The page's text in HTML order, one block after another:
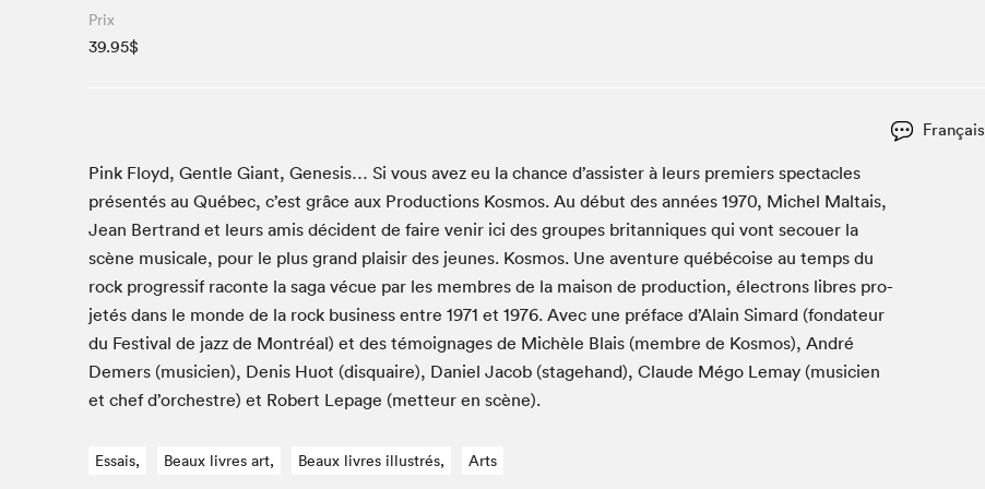
Café La Presse
Espace Côte-des-Neiges
Le grand jeu de lecture à voix haute du Salon du livre
de Montréal
Le Salon dans ta classe
Lettres québécoises au Salon
Liseur Public
Matinées scolaires Hydro-Québec
Mur des illustrateur·rice·s
Narra
SLM PRO
Vitrine du Festival littéraire international Metropolis
bleu au SLM
Zone Manga
Prix
39.95$
Français
Pink Floyd, Gen­tle Giant, Gen­e­sis… Si vous avez eu la chance d’as­sis­ter à leurs pre­miers spec­ta­cles
présen­tés au Québec, c’est grâce aux Pro­duc­tions Kos­mos. Au début des années 1970, Michel Mal­tais,
Jean Bertrand et leurs amis déci­dent de faire venir ici des groupes bri­tan­niques qui vont sec­ouer la
scène musi­cale, pour le plus grand plaisir des jeunes. Kos­mos. Une aven­ture québé­coise au temps du
rock pro­gres­sif racon­te la saga vécue par les mem­bres de la mai­son de pro­duc­tion, élec­trons libres pro­
jetés dans le monde de la rock busi­ness entre 1971 et 1976. Avec une pré­face d’Alain Simard (fon­da­teur
du Fes­ti­val de jazz de Mon­tréal) et des témoignages de Michèle Blais (mem­bre de Kos­mos), André
Demers (musi­cien), Denis Huot (dis­quaire), Daniel Jacob (stage­hand), Claude Mégo Lemay (musi­cien
et chef d’orchestre) et Robert Lep­age (met­teur en scène).
Essais, Beaux livres art, Beaux livres illustrés, Arts